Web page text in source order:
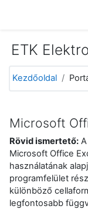
ETK
Kezdőoldal
Microsoft
Rövid ismertető:
Microsoft Office
használatának
programfelület
különböző
legfontosabb